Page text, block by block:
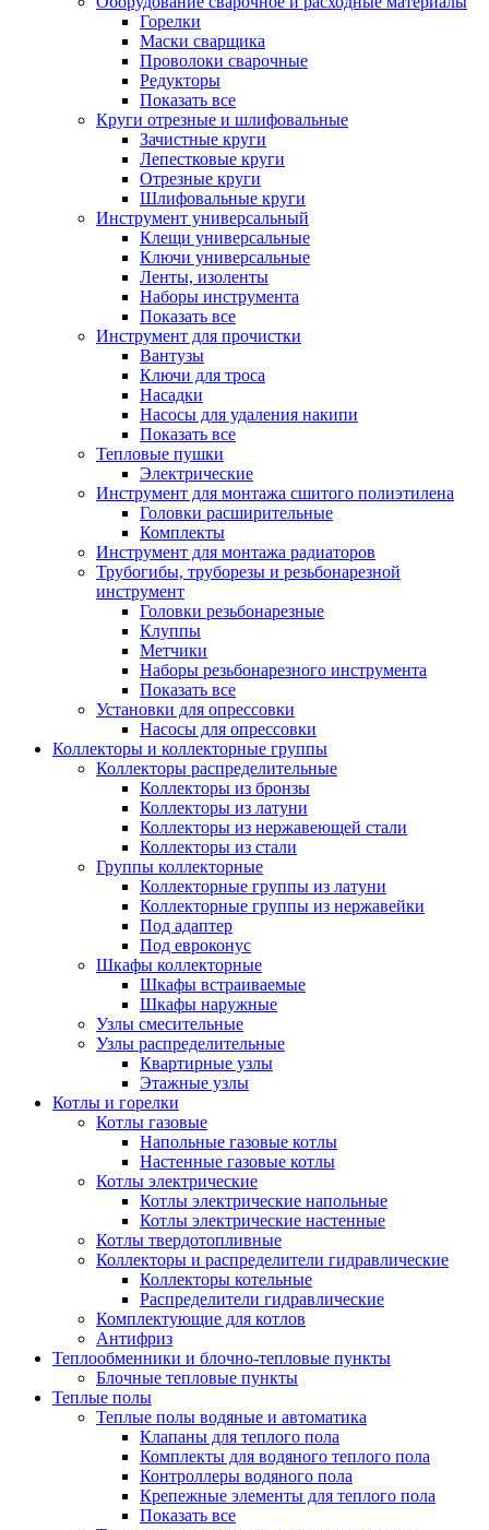
Горелки
Маски сварщика
Проволоки сварочные
Редукторы
Показать все
Круги отрезные и шлифовальные
Зачистные круги
Лепестковые круги
Отрезные круги
Шлифовальные круги
Инструмент универсальный
Клещи универсальные
Ключи универсальные
Ленты, изоленты
Наборы инструмента
Показать все
Инструмент для прочистки
Вантузы
Ключи для троса
Насадки
Насосы для удаления накипи
Показать все
Тепловые пушки
Электрические
Инструмент для монтажа сшитого полиэтилена
Головки расширительные
Комплекты
Инструмент для монтажа радиаторов
Трубогибы, труборезы и резьбонарезной
инструмент
Головки резьбонарезные
Клуппы
Метчики
Наборы резьбонарезного инструмента
Показать все
Установки для опрессовки
Насосы для опрессовки
Коллекторы и коллекторные группы
Коллекторы распределительные
Коллекторы из бронзы
Коллекторы из латуни
Коллекторы из нержавеющей стали
Коллекторы из стали
Группы коллекторные
Коллекторные группы из латуни
Коллекторные группы из нержавейки
Под адаптер
Под евроконус
Шкафы коллекторные
Шкафы встраиваемые
Шкафы наружные
Узлы смесительные
Узлы распределительные
Квартирные узлы
Этажные узлы
Котлы и горелки
Котлы газовые
Напольные газовые котлы
Настенные газовые котлы
Котлы электрические
Котлы электрические напольные
Котлы электрические настенные
Котлы твердотопливные
Коллекторы и распределители гидравлические
Коллекторы котельные
Распределители гидравлические
Комплектующие для котлов
Антифриз
Теплообменники и блочно-тепловые пункты
Блочные тепловые пункты
Теплые полы
Теплые полы водяные и автоматика
Клапаны для теплого пола
Комплекты для водяного теплого пола
Контроллеры водяного пола
Крепежные элементы для теплого пола
Показать все